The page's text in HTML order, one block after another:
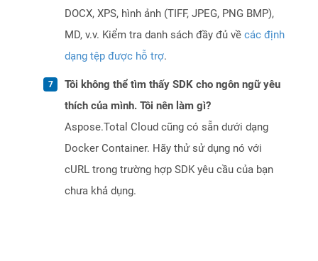
DOCX, XPS, hình ảnh (TIFF, JPEG, PNG BMP),
MD, v.v. Kiểm tra danh sách đầy đủ về các định
dạng tệp được hỗ trợ.
Tôi không thể tìm thấy SDK cho ngôn ngữ yêu
thích của mình. Tôi nên làm gì?
Aspose.Total Cloud cũng có sẵn dưới dạng
Docker Container. Hãy thử sử dụng nó với
cURL trong trường hợp SDK yêu cầu của bạn
chưa khả dụng.